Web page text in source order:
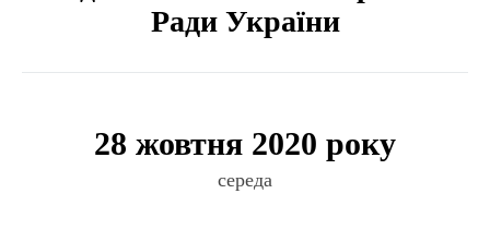
Ради України
28 жовтня 2020 року
середа